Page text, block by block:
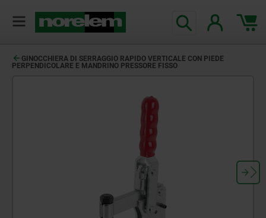
GINOCCHIERA DI SERRAGGIO RAPIDO VERTICALE CON PIEDE
PERPENDICOLARE E MANDRINO PRESSORE FISSO